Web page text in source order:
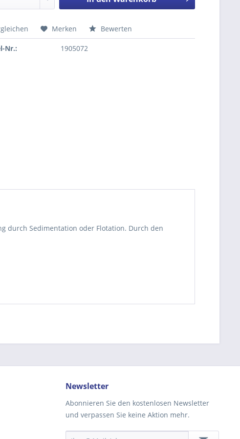
anfragen
gekennzeichnete Felder sind Pflichtfelder.
Merken Bewerten
Nr.: 1905072
durch Sedimentation oder Flotation. Durch den
Newsletter
Abonnieren Sie den kostenlosen Newsletter
und verpassen Sie keine Aktion mehr.